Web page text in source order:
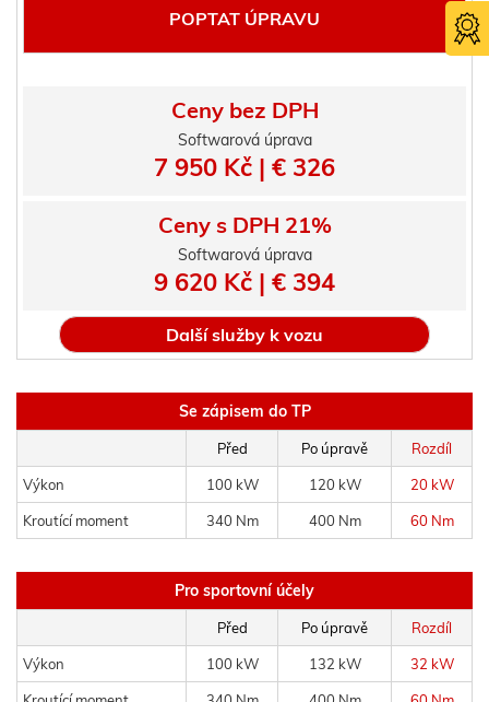
POPTAT ÚPRAVU
Ceny bez DPH
Softwarová úprava
7 950 Kč | € 326
Ceny s DPH 21%
Softwarová úprava
9 620 Kč | € 394
Další služby k vozu
Se zápisem do TP
Před Po úpravě Rozdíl
Výkon 100 kW 120 kW 20 kW
Kroutící moment 340 Nm 400 Nm 60 Nm
Pro sportovní účely
Před Po úpravě Rozdíl
Výkon 100 kW 132 kW 32 kW